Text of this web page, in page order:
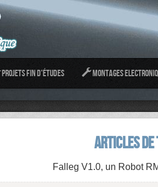
Projets fin d'études Montages
ARTICLES DE
Falleg V1.0, un Robot